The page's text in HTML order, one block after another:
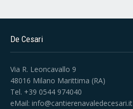
De Cesari
Via R. Leoncavallo 9
48016 Milano Marittima (RA)
Tel. +39 0544 974040
eMail: info@cantierenavaledecesari.it